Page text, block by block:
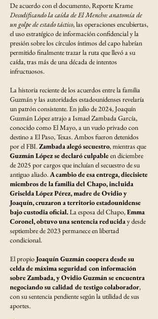
De acuerdo con el documento, Reporte Krame
Decodificando la caída de El Mencho: anatomía de
un golpe de estado táctico, las operaciones encubiertas,
el uso estratégico de información confidencial y la
presión sobre los círculos íntimos del capo habrían
permitido finalmente trazar la ruta que llevó a su
caída, tras más de una década de intentos
infructuosos.
La historia reciente de los acuerdos entre la familia
Guzmán y las autoridades estadounidenses revelaría
un patrón consistente. En julio de 2024, Joaquín
Guzmán López atrajo a Ismael Zambada García,
conocido como El Mayo, a un vuelo privado con
destino a El Paso, Texas. Ambos fueron detenidos
por el FBI.Zambada alegó secuestro, mientras que
Guzmán López se declaró culpableen diciembre
de 2025 por cargos que incluían el secuestro de su
antiguo aliado.A cambio de esa entrega, diecisiete
miembros de la familia del Chapo, incluida
Griselda López Pérez, madre de Ovidio y
Joaquín, cruzaron a territorio estadounidense
bajo custodia oficial.La esposa del Chapo,Emma
Coronel, obtuvo una sentencia reduciday desde
septiembre de 2023 permanece en libertad
condicional.
El propioJoaquín Guzmán coopera desde su
celda de máxima seguridad con información
sobre Zambada, y Ovidio Guzmán se encuentra
negociando su calidad de testigo colaborador,
con su sentencia pendiente según la utilidad de sus
aportes.